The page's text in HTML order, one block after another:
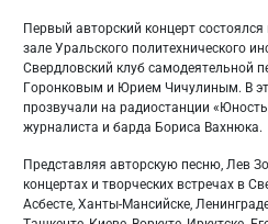
Первый авторский концерт
зале Уральского политехнического
Свердловский клуб самодеятельной
Горонковым и Юрием Чичулиным. В
прозвучали на радиостанции
журналиста и барда Бориса Вахнюка.
Представляя авторскую песню, Лев
концертах и творческих встречах в
Асбесте, Ханты-Мансийске,